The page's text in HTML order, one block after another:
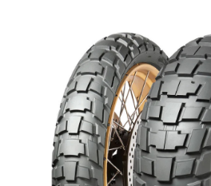
Däcktest
Märken
Om oss